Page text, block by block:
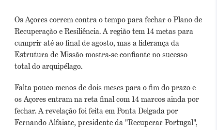
Os Açores correm contra o tempo para fechar o Plano de
Recuperação e Resiliência. A região tem 14 metas para
cumprir até ao final de agosto, mas a liderança da
Estrutura de Missão mostra-se confiante no sucesso
total do arquipélago.
Falta pouco menos de dois meses para o fim do prazo e
os Açores entram na reta final com 14 marcos ainda por
fechar.A revelação foi feita em Ponta Delgada por
Fernando Alfaiate, presidente da "Recuperar Portugal",